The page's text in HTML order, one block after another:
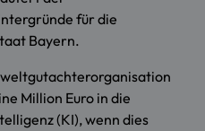
für die
Bayern.
Million Euro in die
(KI), wenn dies